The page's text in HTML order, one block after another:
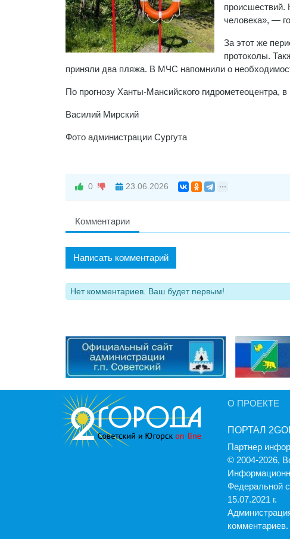
происшествий.
человека», —
За этот же
протоколы.
приняли два пляжа. В МЧС напомнили о
По прогнозу Ханты-Мансийского гидрометеоцентра,
Василий Мирский
Фото администрации Сургута
0 23.06.2026
Комментарии
Написать комментарий
Нет комментариев. Ваш будет первым!
О ПРОЕКТЕ
ПОРТАЛ
Партнер
© 2004-2026,
Федеральной
15.07.2021 г.
комментариев.